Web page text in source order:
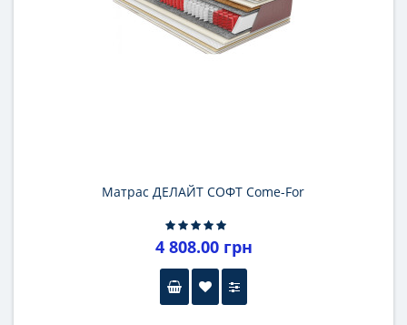
Матрас ДЕЛАЙТ СОФТ Come-For
4 808.00 грн